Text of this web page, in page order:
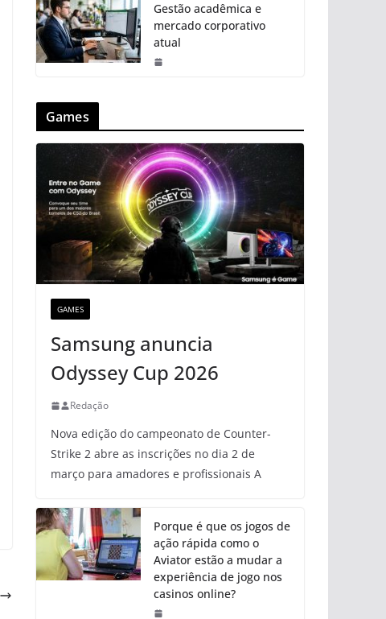
Gestão acadêmica e
mercado corporativo
atual
Games
GAMES
Samsung anuncia
Odyssey Cup 2026
Redação
Nova edição do campeonato de Counter-
Strike 2 abre as inscrições no dia 2 de
março para amadores e profissionais A
Porque é que os jogos de
ação rápida como o
Aviator estão a mudar a
experiência de jogo nos
casinos online?